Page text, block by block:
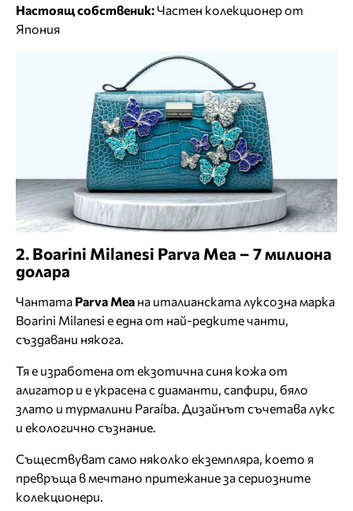
Настоящ собственик:Частен колекционер от
Япония
2. Boarini Milanesi Parva Mea – 7 милиона
долара
Чантата Parva Mea на италианската луксозна марка
Boarini Milanesi е една от най-редките чанти,
създавани някога.
Тя е изработена от екзотична синя кожа от
алигатор и е украсена с диаманти, сапфири, бяло
злато и турмалини Paraíba. Дизайнът съчетава лукс
и екологично съзнание.
Съществуват само няколко екземпляра, което я
превръща в мечтано притежание за сериозните
колекционери.